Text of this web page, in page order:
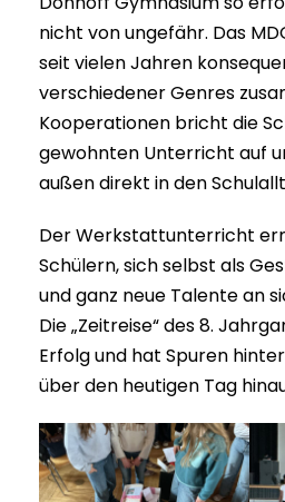
nicht von ungefähr. Das
seit vielen Jahren
verschiedener Genres
Kooperationen bricht die
gewohnten Unterricht auf
außen direkt in den
Der Werkstattunterricht
Schülern, sich selbst als
und ganz neue Talente an
Die „Zeitreise“ des 8.
Erfolg und hat Spuren
über den heutigen Tag